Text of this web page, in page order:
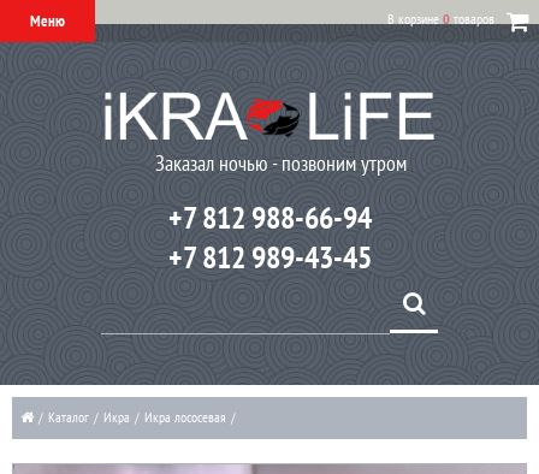
Меню В корзине 0 товаров
Заказал ночью - позвоним утром
+7 812 988-66-94
+7 812 989-43-45
/ Каталог / Икра / Икра лососевая /